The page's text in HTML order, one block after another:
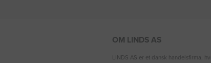
OM LINDS AS
LINDS AS er et dansk handelsfirma,